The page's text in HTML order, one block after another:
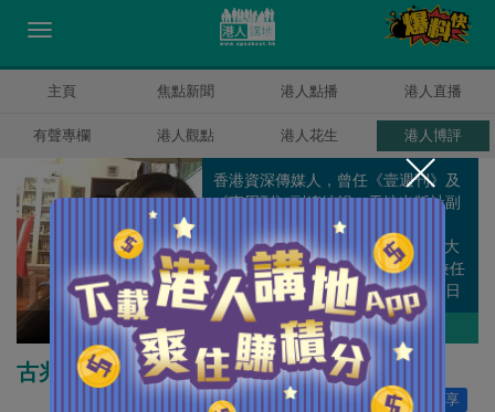
主頁 焦點新聞 港人點播 港人直播
有聲專欄 港人觀點 港人花生 港人博評
潘麗瓊
香港資深傳媒人，曾任《壹週刊》及
《東周刊》副總編輯、天地出版社副
總編輯及香港電台《自由風自由
Phone》客席主持人。畢業於香港大
學。2010年創辦快樂書房，同時兼任
董事總經理和總編輯。她在《頭條日
報》及《明報》有撰寫專欄。
作者其他博評
古兆申逝去 一個時代結束
分享
25